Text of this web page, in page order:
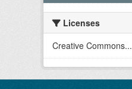
Licenses
Creative Commons...